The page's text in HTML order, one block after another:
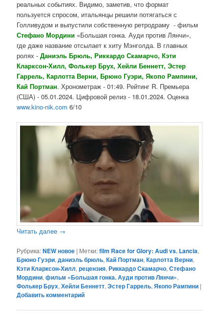
реальных событиях. Видимо, заметив, что формат
пользуется спросом, итальянцы решили потягаться с
Голливудом и выпустили собственную ретродраму - фильм
Стефано Мордини «Большая гонка. Ауди против Лянчи»,
где даже название отсылает к хиту Мэнголда. В главных
ролях -Даниэль Брюль, Риккардо Скамарчо, Кэти
Кларксон-Хилл, Фолькер Брух, Хейли Беннетт, Эстер
Гаррель, Карлотта Верни, Брюно Гуэри, Якопо Рампини,
Кай Портман. Хронометраж - 01:49. Рейтинг R. Премьера
(США) - 05.01.2024. Цифровой релиз - 18.01.2024. Оценка
www.kino-nik.com 6/10
Читать далее →
Рубрика:NEW новое | Метки:film Race for Glory: Audi vs. Lancia,
Брюно Гуэри,даниэль брюль,Кай Портман,Карлотта Верни,
Кэти Кларксон-Хилл,рецензия,Риккардо Скамарчо,Стефано
Мордини,фильм «Большая гонка. Ауди против Лянчи»,
Фолькер Брух,Хейли Беннетт,Эстер Гаррель,Якопо Рампини |
Добавить комментарий